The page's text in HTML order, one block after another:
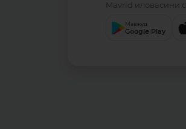
Mavrid иловасини
Мавжуд
Google Play